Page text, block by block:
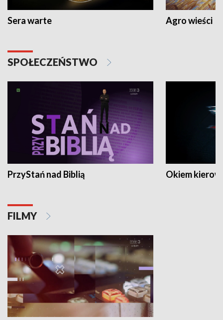
Sera warte Agro wieści
SPOŁECZEŃSTWO
PrzyStań nad Biblią Okiem
FILMY